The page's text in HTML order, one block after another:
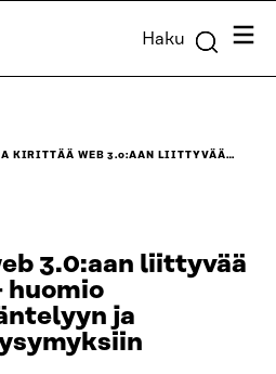
Haku
KIRITTÄÄ WEB 3.0:AAN LIITTYVÄÄ…
3.0:aan liittyvää
huomio
ja